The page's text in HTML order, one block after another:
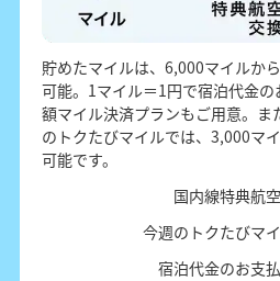
貯めたマイルは、6,000マイルか
可能。1マイル＝1円で宿泊代金
額マイル決済プランもご用意。ま
のトクたびマイルでは、3,000マ
可能です。
国内線特典航
今週のトクたびマ
宿泊代金のお支